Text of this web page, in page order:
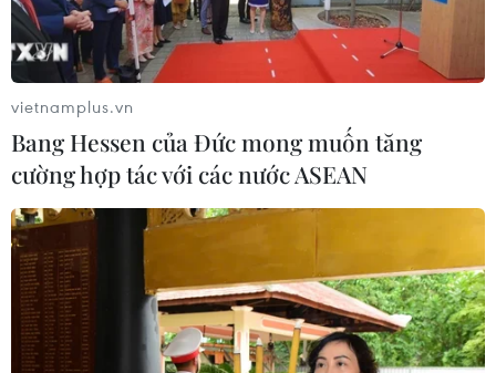
Bế mạc Giải Quần vợt quốc tế ITF
U18-J30 năm 2024
24/11/2024 14:09
Gần 200 tay vợt tranh tài ở Giải quần
vợt quốc tế ITF U18-J30
11/11/2024 05:56
Huyền thoại sân đất nện Rafael
vietnamplus.vn
Bang Hessen của Đức mong muốn tăng
cường hợp tác với các nước ASEAN